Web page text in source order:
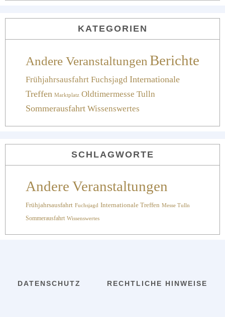
KATEGORIEN
Andere Veranstaltungen Berichte
Frühjahrsausfahrt Fuchsjagd Internationale
Treffen Marktplatz Oldtimermesse Tulln
Sommerausfahrt Wissenswertes
SCHLAGWORTE
Andere Veranstaltungen
Frühjahrsausfahrt Fuchsjagd Internationale Treffen Messe Tulln
Sommerausfahrt Wissenswertes
DATENSCHUTZ RECHTLICHE HINWEISE